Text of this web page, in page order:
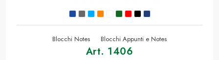
Blocchi Notes Blocchi Appunti e Notes
Art. 1406